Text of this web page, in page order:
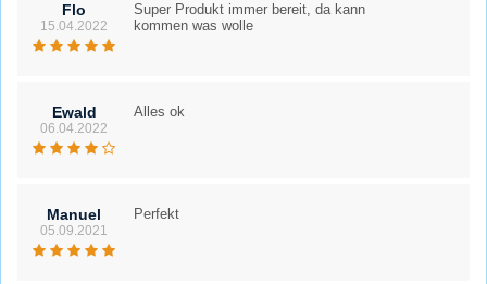
Flo
15.04.2022
Super Produkt immer bereit, da kann
kommen was wolle
Ewald
06.04.2022
Alles ok
Manuel
05.09.2021
Perfekt